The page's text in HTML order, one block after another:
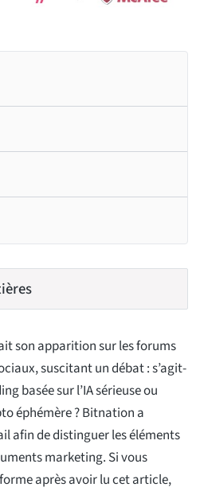
son apparition sur les forums
suscitant un débat : s’agit-
basée sur l’IA sérieuse ou
éphémère ? Bitnation a
afin de distinguer les éléments
marketing. Si vous
après avoir lu cet article,